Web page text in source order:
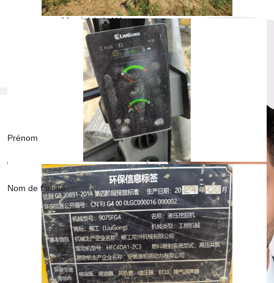
MechLink-Wayne
Téléphone ：+852 69516013
：wayne@mechandlink.com
Fournisseur：Shenzhen Jilian Yihao
Obtenez votre consultation gratuite
Prénom
Nom de famille
Adresse email